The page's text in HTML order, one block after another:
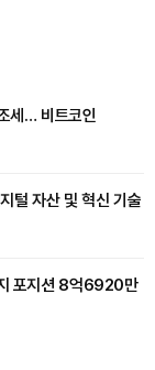
세… 비트코인
털 자산 및 혁신 기술
포지션 8억6920만